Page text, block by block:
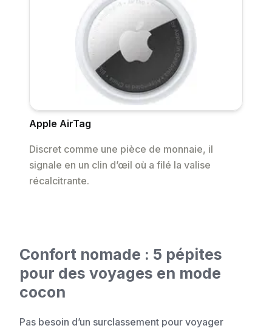
Apple AirTag
Discret comme une pièce de monnaie, il
signale en un clin d’œil où a filé la valise
récalcitrante.
Confort nomade : 5 pépites
pour des voyages en mode
cocon
Pas besoin d’un surclassement pour voyager